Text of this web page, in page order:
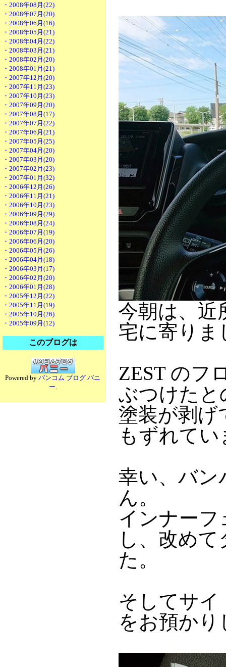
・2008年08月(22)
・2008年07月(20)
・2008年06月(16)
・2008年05月(21)
・2008年04月(22)
・2008年03月(21)
・2008年02月(20)
・2008年01月(21)
・2007年12月(20)
・2007年11月(23)
・2007年10月(23)
・2007年09月(20)
・2007年08月(17)
・2007年07月(22)
・2007年06月(21)
・2007年05月(25)
・2007年04月(20)
・2007年03月(20)
・2007年02月(23)
・2007年01月(32)
・2006年12月(26)
・2006年11月(21)
・2006年10月(23)
・2006年09月(29)
・2006年08月(24)
・2006年07月(19)
・2006年06月(20)
・2006年05月(26)
・2006年04月(18)
・2006年03月(17)
・2006年02月(20)
・2006年01月(28)
・2005年12月(22)
・2005年11月(19)
・2005年10月(26)
・2005年09月(12)
このブログは
Powered byバンコム ブログ バニ
ー.
今朝は、近
宅に寄りま
ZEST のフ
ぶつけたと
塗装が剥げ
もずれてい
幸い、バン
ん。
インナーフ
し、改め
た。
そしてサイ
をお預か